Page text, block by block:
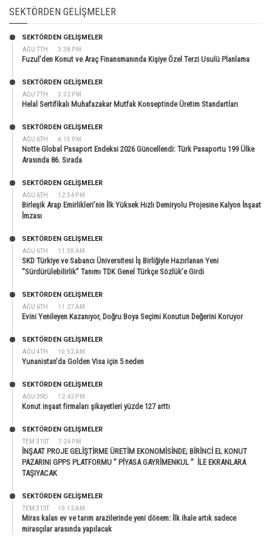
SEKTÖRDEN GELIŞMELER
AĞU 7TH 3:38 PM
SEKTÖRDEN GELIŞMELER
Fuzul’den Konut ve Araç Finansmanında Kişiye Özel Terzi Usulü Planlama
AĞU 7TH 3:32 PM
SEKTÖRDEN GELIŞMELER
Helal Sertifikalı Muhafazakar Mutfak Konseptinde Üretim Standartları
AĞU 6TH 6:15 PM
SEKTÖRDEN GELIŞMELER
Notte Global Pasaport Endeksi 2026 Güncellendi: Türk Pasaportu 199 Ülke
Arasında 86. Sırada
AĞU 6TH 12:34 PM
SEKTÖRDEN GELIŞMELER
Birleşik Arap Emirlikleri’nin İlk Yüksek Hızlı Demiryolu Projesine Kalyon İnşaat
İmzası
AĞU 6TH 11:30 AM
SEKTÖRDEN GELIŞMELER
SKD Türkiye ve Sabancı Üniversitesi İş Birliğiyle Hazırlanan Yeni
“Sürdürülebilirlik” Tanımı TDK Genel Türkçe Sözlük’e Girdi
AĞU 6TH 11:27 AM
SEKTÖRDEN GELIŞMELER
Evini Yenileyen Kazanıyor, Doğru Boya Seçimi Konutun Değerini Koruyor
AĞU 4TH 10:52 AM
SEKTÖRDEN GELIŞMELER
Yunanistan’da Golden Visa için 5 neden
AĞU 3RD 12:42 PM
SEKTÖRDEN GELIŞMELER
Konut inşaat firmaları şikayetleri yüzde 127 arttı
TEM 31ST 7:24 PM
SEKTÖRDEN GELIŞMELER
İNŞAAT PROJE GELİŞTİRME ÜRETİM EKONOMİSİNDE; BİRİNCİ EL KONUT
PAZARINI GPPS PLATFORMU ” PİYASA GAYRİMENKUL ” İLE EKRANLARA
TAŞIYACAK
TEM 31ST 10:12 AM
SEKTÖRDEN GELIŞMELER
Miras kalan ev ve tarım arazilerinde yeni dönem: İlk ihale artık sadece
mirasçılar arasında yapılacak